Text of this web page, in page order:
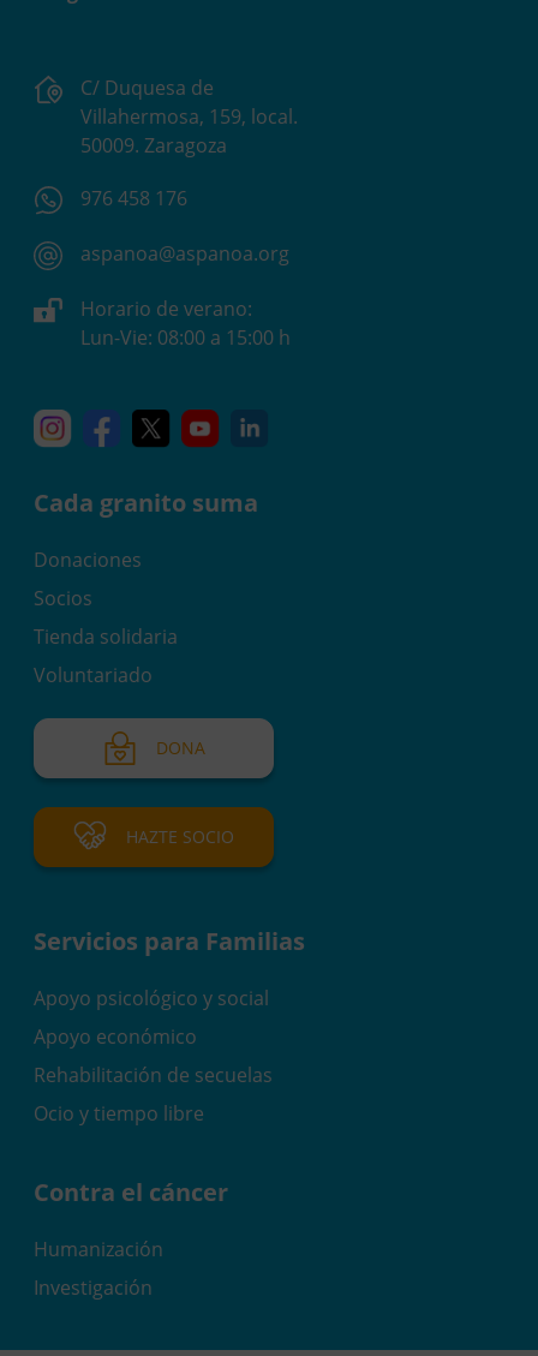
C/ Duquesa de
Villahermosa, 159, local.
50009. Zaragoza
976 458 176
aspanoa@aspanoa.org
Horario de verano:
Lun-Vie: 08:00 a 15:00 h
InstagramFacebook
X YouTube
Cada granito suma
Donaciones
Socios
Tienda solidaria
Voluntariado
DONA
HAZTE SOCIO
Servicios para Familias
Apoyo psicológico y social
Apoyo económico
Rehabilitación de secuelas
Ocio y tiempo libre
Contra el cáncer
Humanización
Investigación